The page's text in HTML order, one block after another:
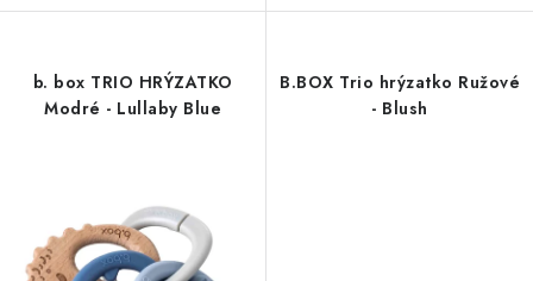
b. box TRIO HRÝZATKO
Modré - Lullaby Blue
B.BOX Trio hrýzatko Ružové
- Blush